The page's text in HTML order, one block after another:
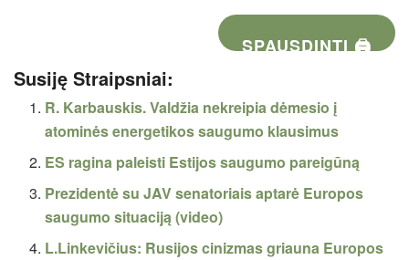
SPAUSDINTI 🖨
Susiję Straipsniai:
R. Karbauskis. Valdžia nekreipia dėmesio į
atominės energetikos saugumo klausimus
ES ragina paleisti Estijos saugumo pareigūną
Prezidentė su JAV senatoriais aptarė Europos
saugumo situaciją (video)
L.Linkevičius: Rusijos cinizmas griauna Europos